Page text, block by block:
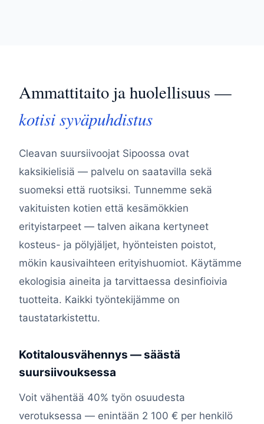
Ammattitaito ja huolellisuus —
kotisi syväpuhdistus
Cleavan suursiivoojat Sipoossa ovat
kaksikielisiä — palvelu on saatavilla sekä
suomeksi että ruotsiksi. Tunnemme sekä
vakituisten kotien että kesämökkien
erityistarpeet — talven aikana kertyneet
kosteus- ja pölyjäljet, hyönteisten poistot,
mökin kausivaihteen erityishuomiot. Käytämme
ekologisia aineita ja tarvittaessa desinfioivia
tuotteita. Kaikki työntekijämme on
taustatarkistettu.
Kotitalousvähennys — säästä
suursiivouksessa
Voit vähentää 40% työn osuudesta
verotuksessa — enintään 2 100 € per henkilö